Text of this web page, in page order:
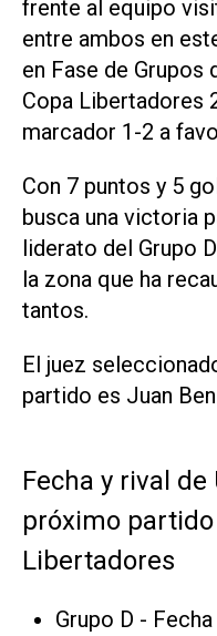
frente al equipo
entre ambos en
en Fase de Grupos
Copa Libertadores
marcador 1-2 a
Con 7 puntos y 5
busca una victoria
liderato del Grupo
la zona que ha
tantos.
El juez
partido es Juan
Fecha y rival de
próximo partido
Libertadores
Grupo D -